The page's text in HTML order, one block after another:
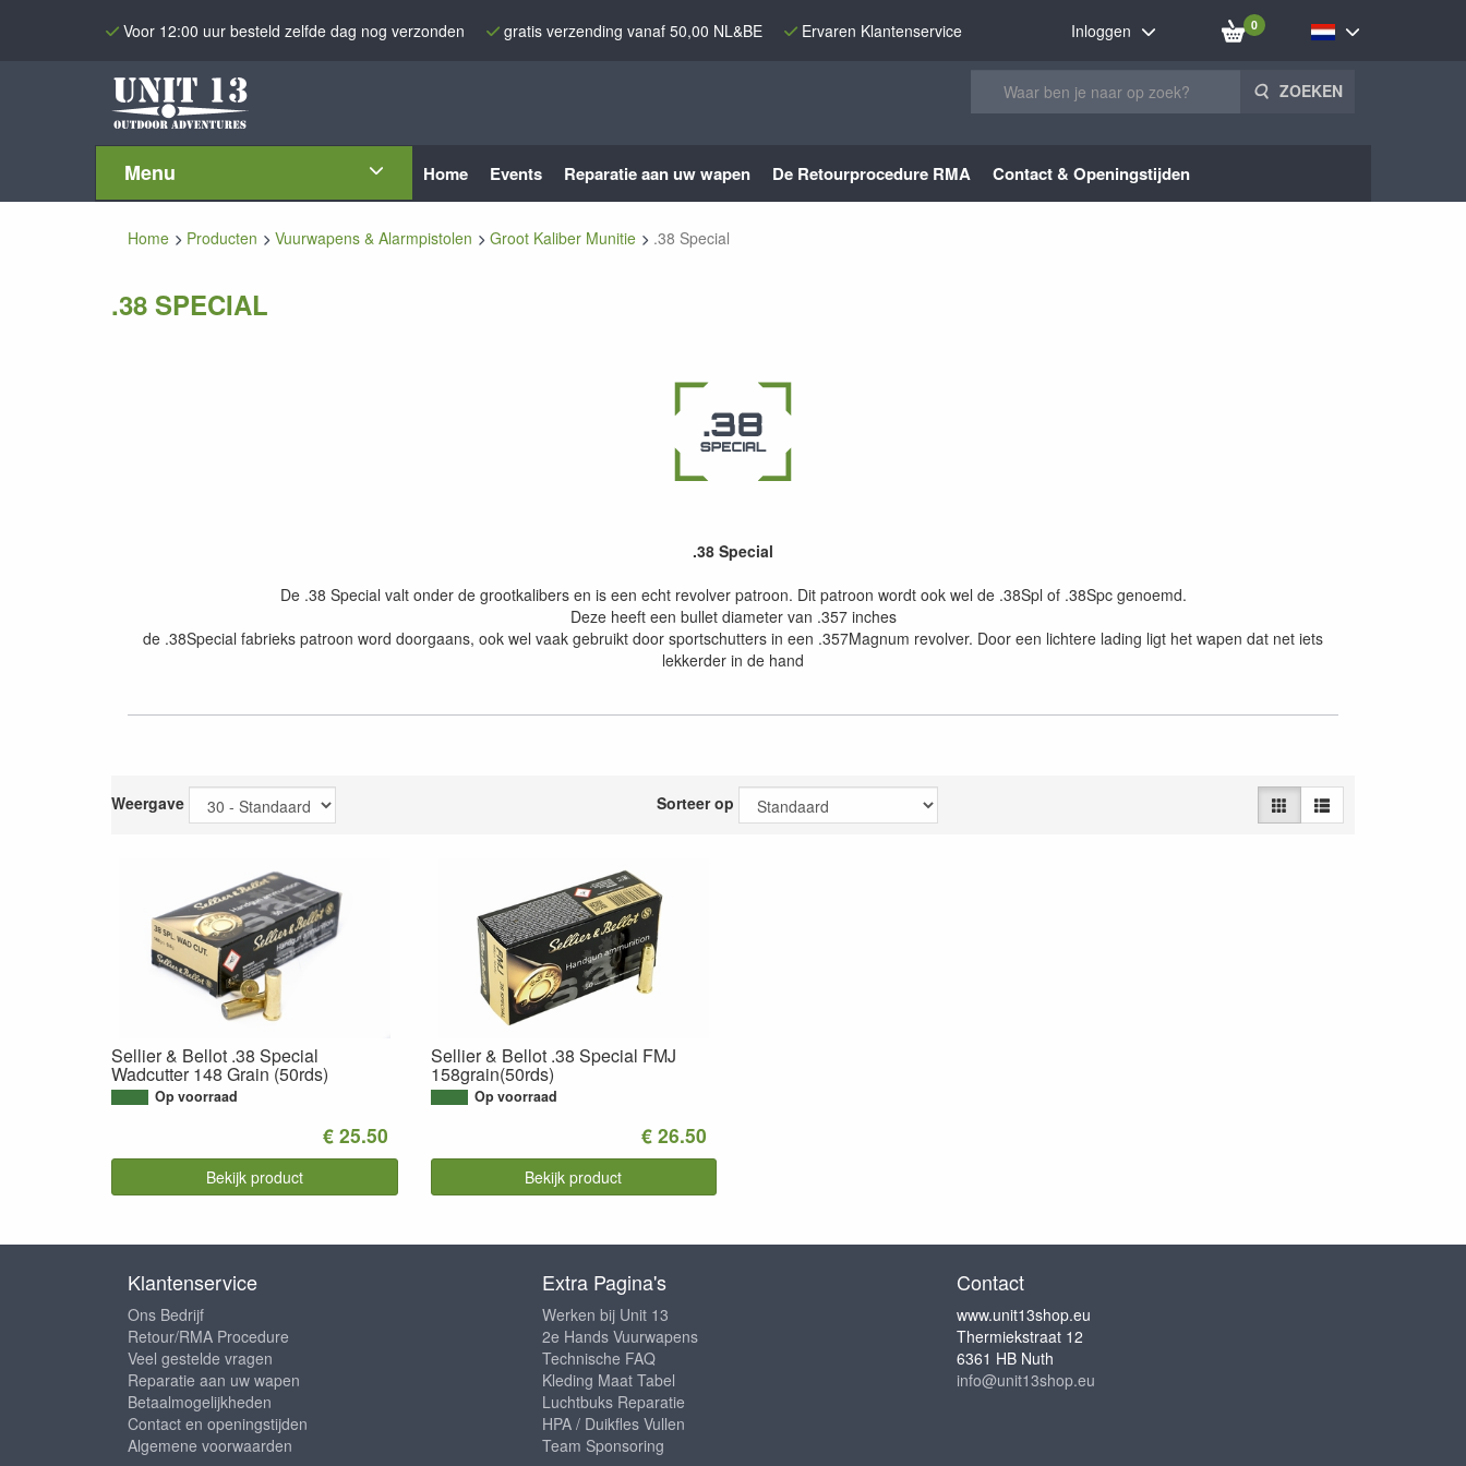
Voor 12:00 uur besteld zelfde dag nog verzonden gratis verzending vanaf 50,00 NL&BE Ervaren Klantenservice Inloggen 0
ZOEKEN
Menu Home Events Reparatie aan uw wapen De Retourprocedure RMA Contact & Openingstijden
Home Producten Vuurwapens & Alarmpistolen Groot Kaliber Munitie .38 Special
.38 SPECIAL
.38 Special
De .38 Special valt onder de grootkalibers en is een echt revolver patroon. Dit patroon wordt ook wel de .38Spl of .38Spc genoemd.
Deze heeft een bullet diameter van .357 inches
de .38Special fabrieks patroon word doorgaans, ook wel vaak gebruikt door sportschutters in een .357Magnum revolver. Door een lichtere lading ligt het wapen dat net iets
lekkerder in de hand
Weergave Sorteer op
Sellier & Bellot .38 Special
Wadcutter 148 Grain (50rds)
Op voorraad
€ 25.50
Bekijk product
Sellier & Bellot .38 Special FMJ
158grain(50rds)
Op voorraad
€ 26.50
Bekijk product
Klantenservice
Ons Bedrijf
Retour/RMA Procedure
Veel gestelde vragen
Reparatie aan uw wapen
Betaalmogelijkheden
Contact en openingstijden
Algemene voorwaarden
Extra Pagina's
Werken bij Unit 13
2e Hands Vuurwapens
Technische FAQ
Kleding Maat Tabel
Luchtbuks Reparatie
HPA / Duikfles Vullen
Team Sponsoring
Contact
www.unit13shop.eu
Thermiekstraat 12
6361 HB Nuth
info@unit13shop.eu